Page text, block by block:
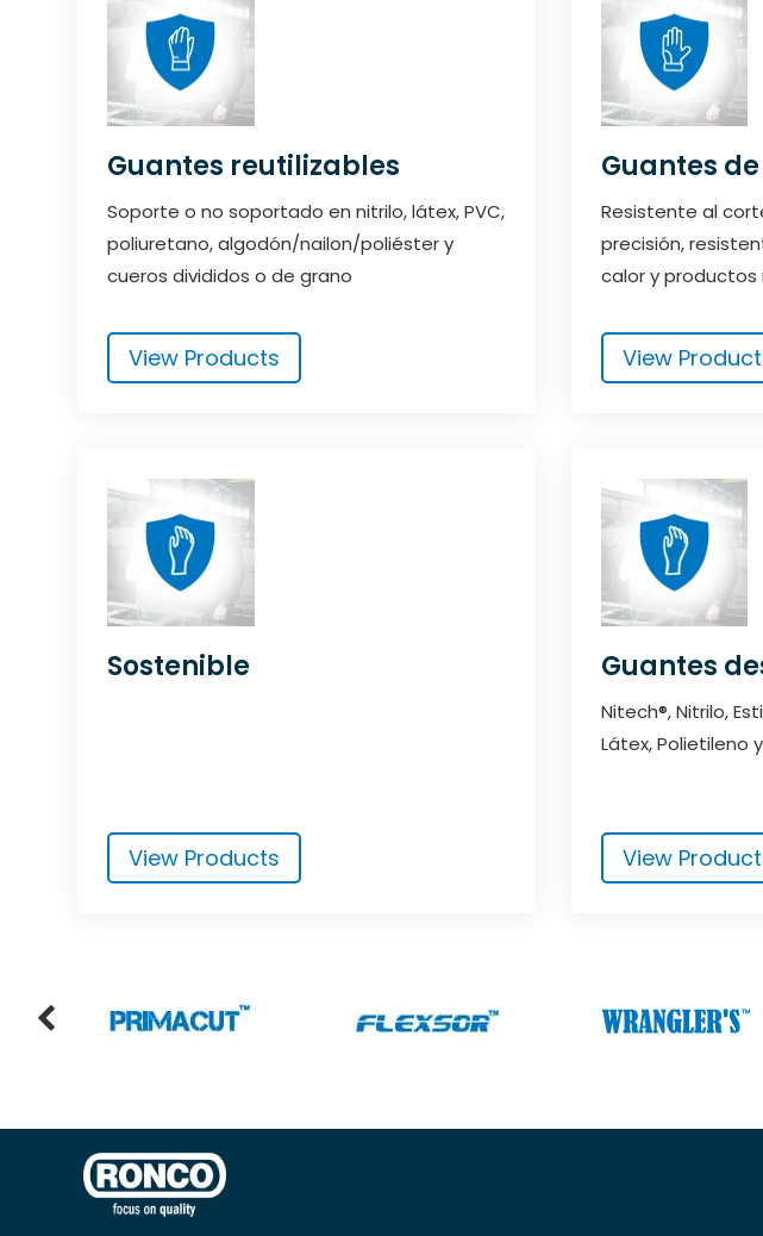
Guantes reutilizables
Soporte o no soportado en nitrilo, látex, PVC,
poliuretano, algodón/nailon/poliéster y
cueros divididos o de grano
View Products
Guantes
Resistente al
precisión,
calor y productos
View
Sostenible
View Products
Guantes
Nitech®, Nitrilo,
Látex, Polietileno
View